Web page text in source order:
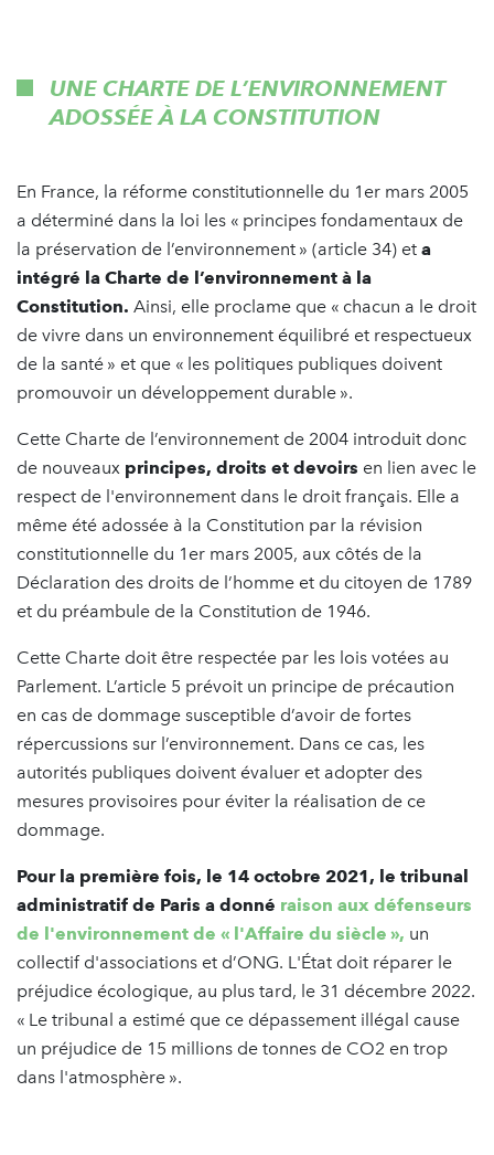
UNE CHARTE DE L’ENVIRONNEMENT
ADOSSÉE À LA CONSTITUTION
En France, la réforme constitutionnelle du 1er mars 2005
a déterminé dans la loi les « principes fondamentaux de
la préservation de l’environnement » (article 34) et a
intégré la Charte de l’environnement à la
Constitution. Ainsi, elle proclame que « chacun a le droit
de vivre dans un environnement équilibré et respectueux
de la santé » et que « les politiques publiques doivent
promouvoir un développement durable ».
Cette Charte de l’environnement de 2004 introduit donc
de nouveaux principes, droits et devoirs en lien avec le
respect de l'environnement dans le droit français. Elle a
même été adossée à la Constitution par la révision
constitutionnelle du 1er mars 2005, aux côtés de la
Déclaration des droits de l’homme et du citoyen de 1789
et du préambule de la Constitution de 1946.
Cette Charte doit être respectée par les lois votées au
Parlement. L’article 5 prévoit un principe de précaution
en cas de dommage susceptible d’avoir de fortes
répercussions sur l’environnement. Dans ce cas, les
autorités publiques doivent évaluer et adopter des
mesures provisoires pour éviter la réalisation de ce
dommage.
Pour la première fois, le 14 octobre 2021, le tribunal
administratif de Paris a donné raison aux défenseurs
de l'environnement de « l'Affaire du siècle », un
collectif d'associations et d’ONG. L'État doit réparer le
préjudice écologique, au plus tard, le 31 décembre 2022.
« Le tribunal a estimé que ce dépassement illégal cause
un préjudice de 15 millions de tonnes de CO2 en trop
dans l'atmosphère ».